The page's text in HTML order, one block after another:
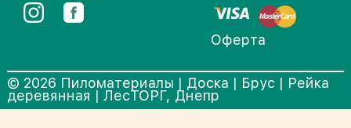
Оферта
© 2026 Пиломатериалы | Доска | Брус | Рейка
деревянная | ЛесТОРГ, Днепр